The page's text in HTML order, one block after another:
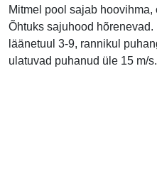
Mitmel pool sajab
Õhtuks sajuhood
läänetuul 3-9, rannikul
ulatuvad puhanud üle 15 m/